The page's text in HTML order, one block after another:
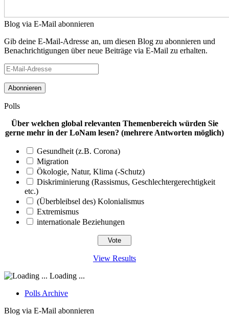
Blog via E-Mail abonnieren
Gib deine E-Mail-Adresse an, um diesen Blog zu abonnieren und
Benachrichtigungen über neue Beiträge via E-Mail zu erhalten.
E-
Mail-
Adresse
Polls
Über welchen global relevanten Themenbereich würden Sie
gerne mehr in der LoNam lesen? (mehrere Antworten möglich)
Gesundheit (z.B. Corona)
Migration
Ökologie, Natur, Klima (-Schutz)
Diskriminierung (Rassismus, Geschlechtergerechtigkeit
etc.)
(Überbleibsel des) Kolonialismus
Extremismus
internationale Beziehungen
View Results
Loading ...
Polls Archive
Blog via E-Mail abonnieren